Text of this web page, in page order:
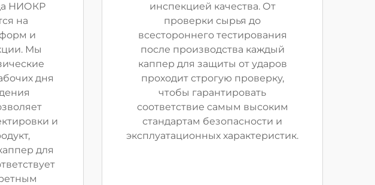
НИОКР
на
и
Мы
дня
и
для
инспекцией качества. От
проверки сырья до
всестороннего тестирования
после производства каждый
каппер для защиты от ударов
проходит строгую проверку,
чтобы гарантировать
соответствие самым высоким
стандартам безопасности и
эксплуатационных характеристик.